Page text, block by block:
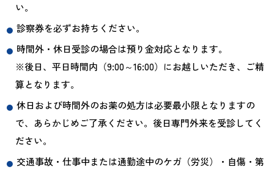
い。
診察券を必ずお持ちください。
時間外・休日受診の場合は預り金対応となります。
※後日、平日時間内（9:00～16:00）にお越しいただき、ご精
算となります。
休日および時間外のお薬の処方は必要最小限となりますの
で、あらかじめご了承ください。後日専門外来を受診してく
ださい。
交通事故・仕事中または通勤途中のケガ（労災）・自傷・第